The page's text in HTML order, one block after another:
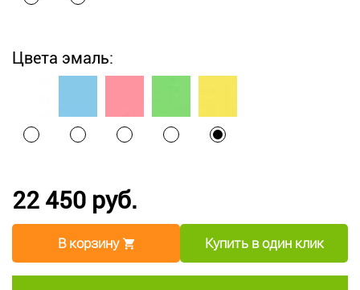
Цвета эмаль:
22 450 руб.
В корзину Купить в один клик